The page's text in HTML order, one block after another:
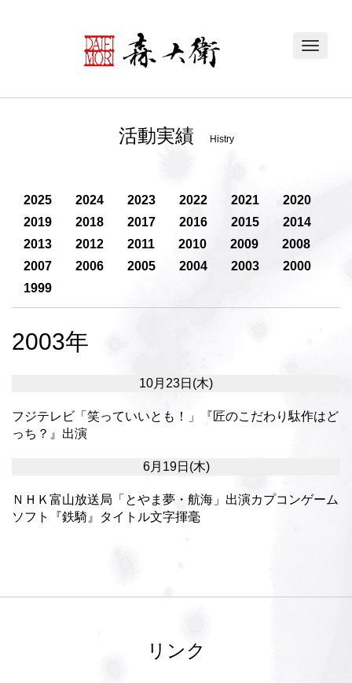
Toggle
活動実績 Histry
2025 2024 2023 2022 2021
2020
2019
2018 2017 2016 2015
2014
2013
2012 2011 2010 2009
2008
2007
2006 2005 2004 2003
2000
1999
2003年
10月23日(木)
フジテレビ「笑っていいとも！」『匠のこだわり駄作はど
っち？』出演
6月19日(木)
ＮＨＫ富山放送局「とやま夢・航海」出演カプコンゲーム
ソフト『鉄騎』タイトル文字揮毫
リンク